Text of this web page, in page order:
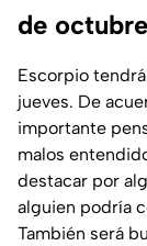
de
Escorpio
jueves. De
importante
malos
destacar por
alguien podría
También será